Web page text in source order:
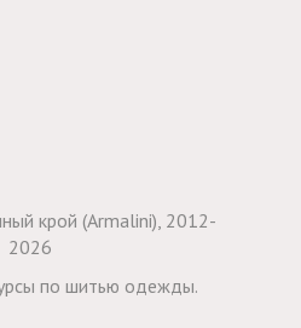
крой (Armalini), 2012-
2026
по шитью одежды.